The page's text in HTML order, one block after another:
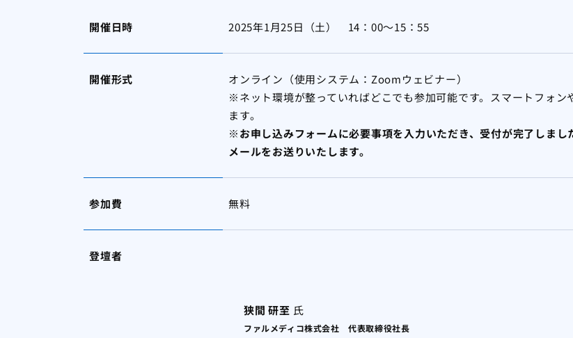
開催日時 2025年1月25日（土） 14：00～15：55
開催形式
オンライン（使用システム：Zoomウェビナー）
※ネット環境が整っていればどこでも参加可能です。スマートフォン
ます。
※お申し込みフォームに必要事項を入力いただき、受付が完了しまし
メールをお送りいたします。
参加費 無料
登壇者
狭間 研至 氏
ファルメディコ株式会社 代表取締役社長